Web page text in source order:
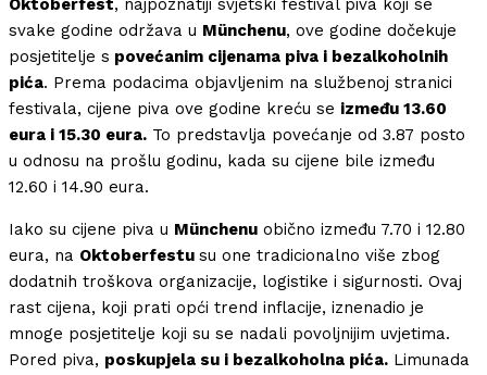
Oktoberfest, najpoznatiji svjetski festival piva koji se
svake godine održava u Münchenu, ove godine dočekuje
posjetitelje s povećanim cijenama piva i bezalkoholnih
pića. Prema podacima objavljenim na službenoj stranici
festivala, cijene piva ove godine kreću se između 13.60
eura i 15.30 eura. To predstavlja povećanje od 3.87 posto
u odnosu na prošlu godinu, kada su cijene bile između
12.60 i 14.90 eura.
Iako su cijene piva u Münchenu obično između 7.70 i 12.80
eura, na Oktoberfestu su one tradicionalno više zbog
dodatnih troškova organizacije, logistike i sigurnosti. Ovaj
rast cijena, koji prati opći trend inflacije, iznenadio je
mnoge posjetitelje koji su se nadali povoljnijim uvjetima.
Pored piva, poskupjela su i bezalkoholna pića. Limunada